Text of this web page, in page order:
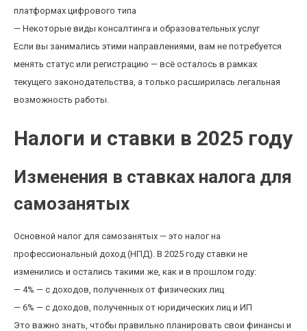
платформах цифрового типа
— Некоторые виды консалтинга и образовательных услуг
Если вы занимались этими направлениями, вам не потребуется
менять статус или регистрацию — всё осталось в рамках
текущего законодательства, а только расширилась легальная
возможность работы.
Налоги и ставки в 2025 году
Изменения в ставках налога для
самозанятых
Основной налог для самозанятых — это налог на
профессиональный доход (НПД). В 2025 году ставки не
изменились и остались такими же, как и в прошлом году:
— 4% — с доходов, полученных от физических лиц
— 6% — с доходов, полученных от юридических лиц и ИП
Это важно знать, чтобы правильно планировать свои финансы и